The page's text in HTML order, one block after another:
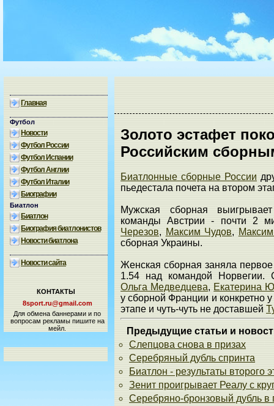
Главная
Футбол
Новости
Футбол России
Футбол Испании
Футбол Англии
Футбол Италии
Биографии
Биатлон
Биатлон
Биография биатлонистов
Новости биатлона
Новости сайта
КОНТАКТЫ
8sport.ru@gmail.com
Для обмена баннерами и по
вопросам рекламы пишите на
мейл.
Золото эстафет
Российским
Биатлонные сборные России
пьедестала почета на втором
Мужская сборная
команды Австрии - почти 2
Черезов, Максим Чудов,
сборная Украины.
Женская сборная заняла
1.54 над командой
Ольга Медведцева, Екатерина
у сборной Франции и конкретно
этапе и чуть-чуть не доставшей
Предыдущие статьи и
Слепцова снова в призах
Серебряный дубль спринта
Биатлон - результаты второго
Зенит проигрывает Реалу с
Серебряно-бронзовый дубль в